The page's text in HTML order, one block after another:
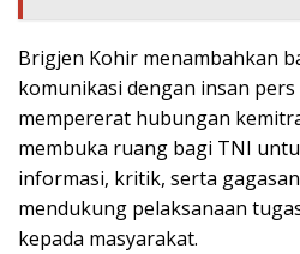
Brigjen Kohir menambahkan
komunikasi dengan insan
mempererat hubungan
membuka ruang bagi TNI
informasi, kritik, serta
mendukung pelaksanaan
kepada masyarakat.